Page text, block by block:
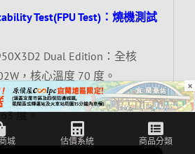
Test(FPU Test)：燒機測試
Dual Edition：全核
，核心溫度 70 度。
：全核 3.62GHz、功耗
度。
×